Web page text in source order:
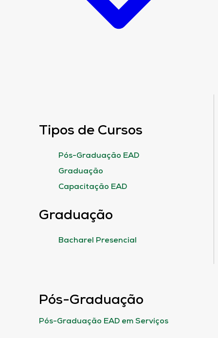
Tipos de Cursos
Pós-Graduação EAD
Graduação
Capacitação EAD
Graduação
Bacharel Presencial
Pós-Graduação
Pós-Graduação EAD em Serviços